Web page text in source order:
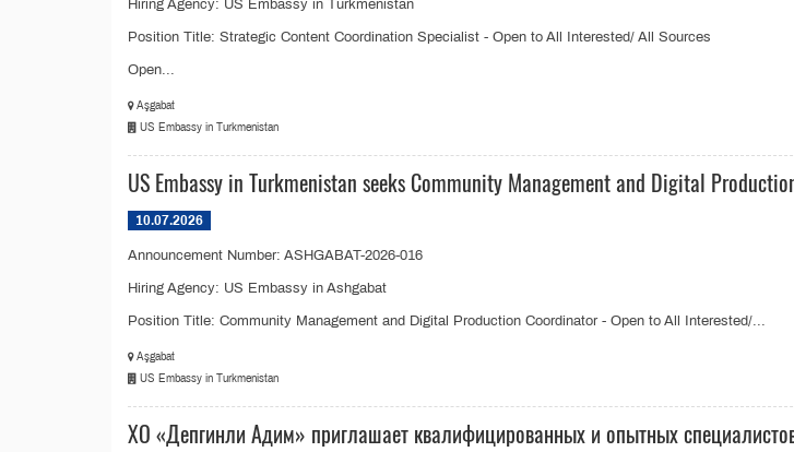
Hiring Agency: US Embassy in Turkmenistan
Position Title: Strategic Content Coordination Specialist - Open to All Interested/ All Sources
Open...
Aşgabat
US Embassy in Turkmenistan
US Embassy in Turkmenistan seeks Community Management and Digital
10.07.2026
Announcement Number: ASHGABAT-2026-016
Hiring Agency: US Embassy in Ashgabat
Position Title: Community Management and Digital Production Coordinator - Open to All Interested/...
Aşgabat
US Embassy in Turkmenistan
ХО «Депгинли Адим» приглашает квалифицированных и опытных